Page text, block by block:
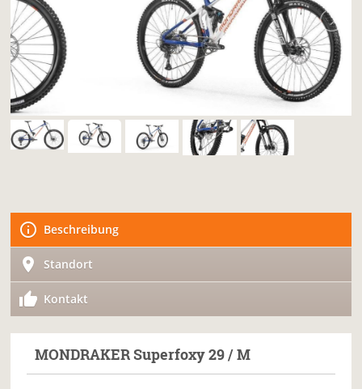
Beschreibung
Standort
Kontakt
MONDRAKER Superfoxy 29 / M